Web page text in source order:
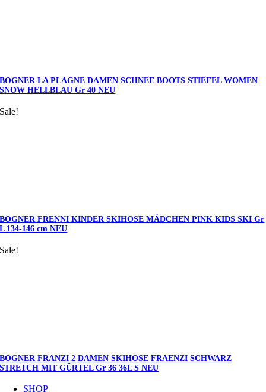
BOGNER LA PLAGNE DAMEN SCHNEE BOOTS STIEFEL WOMEN
SNOW HELLBLAU Gr 40 NEU
Sale!
BOGNER FRENNI KINDER SKIHOSE MÄDCHEN PINK KIDS SKI Gr
L 134-146 cm NEU
Sale!
BOGNER FRANZI 2 DAMEN SKIHOSE FRAENZI SCHWARZ
STRETCH MIT GÜRTEL Gr 36 36L S NEU
SHOP